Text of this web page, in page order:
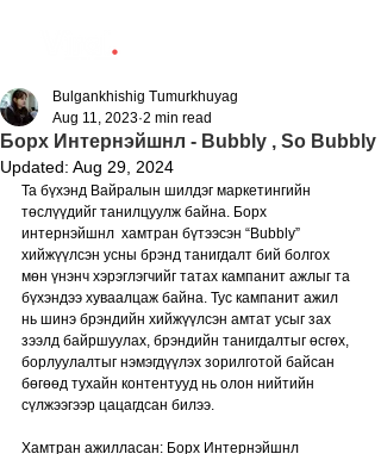
Борх Интернэйшнл - Bubbly , So Bubbly
Bulgankhishig Tumurkhuyag
Aug 11, 2023 2 min read
Updated: Aug 29, 2024
Та бүхэнд Вайралын шилдэг маркетингийн
төслүүдийг танилцуулж байна. Борх
интернэйшнл  хамтран бүтээсэн “Bubbly”
хийжүүлсэн усны брэнд танигдалт бий болгох
мөн үнэнч хэрэглэгчийг татах кампанит ажлыг та
бүхэндээ хуваалцаж байна. Тус кампанит ажил
нь шинэ брэндийн хийжүүлсэн амтат усыг зах
зээлд байршуулах, брэндийн танигдалтыг өсгөх,
борлуулалтыг нэмэгдүүлэх зорилготой байсан
бөгөөд тухайн контентууд нь олон нийтийн
сүлжээгээр цацагдсан билээ.
Хамтран ажилласан: Борх Интернэйшнл